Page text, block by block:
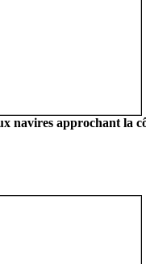
navires approchant la